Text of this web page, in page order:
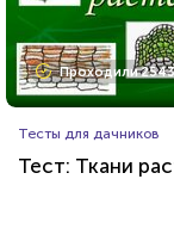
Проходили
Тест на
отсталость
Проходили
Тесты для дачников
Тест: Ткани